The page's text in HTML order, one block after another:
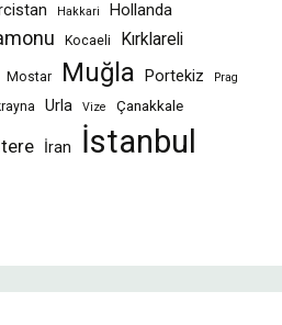
Hakkari
Hollanda
Kocaeli
Kırklareli
Mostar Muğla Portekiz Prag
Urla Vize Çanakkale
İran İstanbul